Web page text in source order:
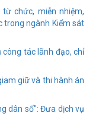
chức, miễn nhiệm,
trong ngành Kiểm sát
tác lãnh đạo, chỉ
giữ và thi hành án
dân số": Đưa dịch vụ